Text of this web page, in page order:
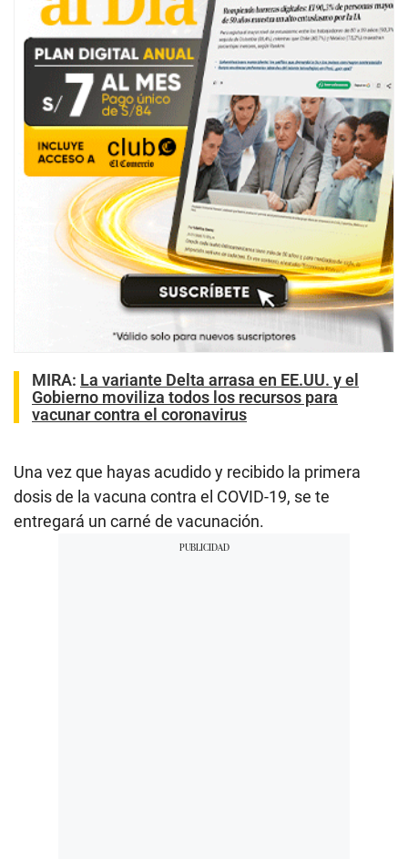
MIRA: La variante Delta arrasa en EE.UU. y el
Gobierno moviliza todos los recursos para
vacunar contra el coronavirus
Una vez que hayas acudido y recibido la primera
dosis de la vacuna contra el COVID-19, se te
entregará un carné de vacunación.